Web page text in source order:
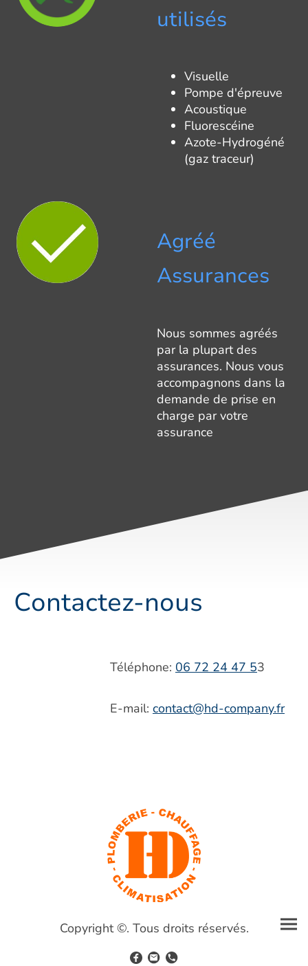
utilisés
Visuelle
Pompe d'épreuve
Acoustique
Fluorescéine
Azote-Hydrogéné
(gaz traceur)
Agréé
Assurances
Nous sommes agréés
par la plupart des
assurances. Nous vous
accompagnons dans la
demande de prise en
charge par votre
assurance
Contactez-nous
Téléphone: 06 72 24 47 53
E-mail: contact@hd-company.fr
Copyright ©. Tous droits réservés.